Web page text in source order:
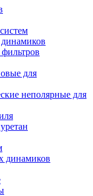
для
неполярные для
динамиков